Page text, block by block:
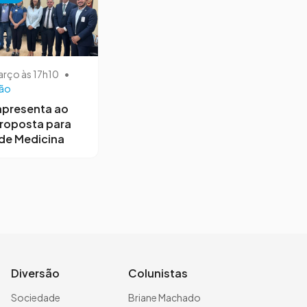
às 17h10 •
ao
para
Medicina
Diversão
Sociedade
Colunistas
Briane Machado